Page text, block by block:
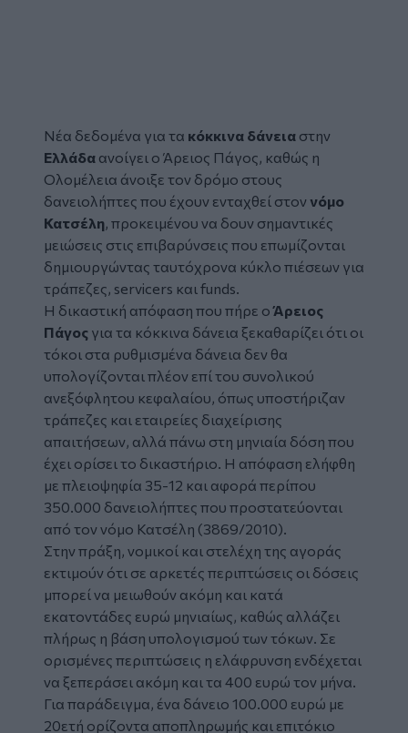
Νέα δεδομένα για τα κόκκινα δάνεια στην
Ελλάδα ανοίγει ο Άρειος Πάγος, καθώς η
Ολομέλεια άνοιξε τον δρόμο στους
δανειολήπτες που έχουν ενταχθεί στον νόμο
Κατσέλη, προκειμένου να δουν σημαντικές
μειώσεις στις επιβαρύνσεις που επωμίζονται
δημιουργώντας ταυτόχρονα κύκλο πιέσεων για
τράπεζες, servicers και funds.
Η δικαστική απόφαση που πήρε οΆρειος
Πάγος για τα κόκκινα δάνεια ξεκαθαρίζει ότι οι
τόκοι στα ρυθμισμένα δάνεια δεν θα
υπολογίζονται πλέον επί του συνολικού
ανεξόφλητου κεφαλαίου, όπως υποστήριζαν
τράπεζες και εταιρείες διαχείρισης
απαιτήσεων, αλλά πάνω στη μηνιαία δόση που
έχει ορίσει το δικαστήριο. Η απόφαση ελήφθη
με πλειοψηφία 35-12 και αφορά περίπου
350.000 δανειολήπτες που προστατεύονται
από τον νόμο Κατσέλη (3869/2010).
Στην πράξη, νομικοί και στελέχη της αγοράς
εκτιμούν ότι σε αρκετές περιπτώσεις οι δόσεις
μπορεί να μειωθούν ακόμη και κατά
εκατοντάδες ευρώ μηνιαίως, καθώς αλλάζει
πλήρως η βάση υπολογισμού των τόκων. Σε
ορισμένες περιπτώσεις η ελάφρυνση ενδέχεται
να ξεπεράσει ακόμη και τα 400 ευρώ τον μήνα.
Για παράδειγμα, ένα δάνειο 100.000 ευρώ με
20ετή ορίζοντα αποπληρωμής και επιτόκιο